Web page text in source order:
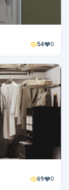
54 0
69 0